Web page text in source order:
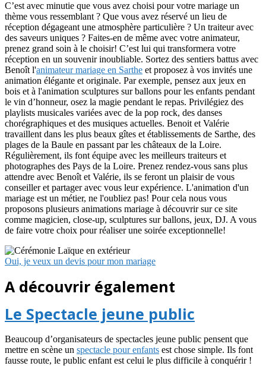
C’est avec minutie que vous avez choisi pour votre mariage un
thème vous ressemblant ? Que vous avez réservé un lieu de
réception dégageant une atmosphère particulière ? Un traiteur avec
des saveurs uniques ? Faites-en de même avec votre animateur,
prenez grand soin à le choisir! C’est lui qui transformera votre
réception en un souvenir inoubliable. Sortez des sentiers battus avec
Benoît l'animateur mariage en Sarthe et proposez à vos invités une
animation élégante et originale. Par exemple, pensez aux jeux en
bois et à l'animation sculptures sur ballons pour les enfants pendant
le vin d’honneur, osez la magie pendant le repas. Privilégiez des
playlists musicales variées avec de la pop rock, des danses
chorégraphiques et des musiques actuelles. Benoit et Valérie
travaillent dans les plus beaux gîtes et établissements de Sarthe, des
plages de la Baule en passant par les châteaux de la Loire.
Régulièrement, ils font équipe avec les meilleurs traiteurs et
photographes des Pays de la Loire. Prenez rendez-vous sans plus
attendre avec Benoît et Valérie, ils se feront un plaisir de vous
conseiller et partager avec vous leur expérience. L'animation d'un
mariage est un métier, ne l'oubliez pas! Pour cela nous vous
proposons plusieurs animations mariage à découvrir sur ce site
comme magicien, close-up, sculptures sur ballons, jeux, DJ. A vous
de faire votre choix pour réaliser une soirée exceptionnelle!
Oui, je veux un devis pour mon mariage
A découvrir également​
Le Spectacle jeune public
Beaucoup d’organisateurs de spectacles jeune public pensent que
mettre en scène un spectacle pour enfants est chose simple. Ils font
fausse route, le public enfant est celui le plus difficile à conquérir !